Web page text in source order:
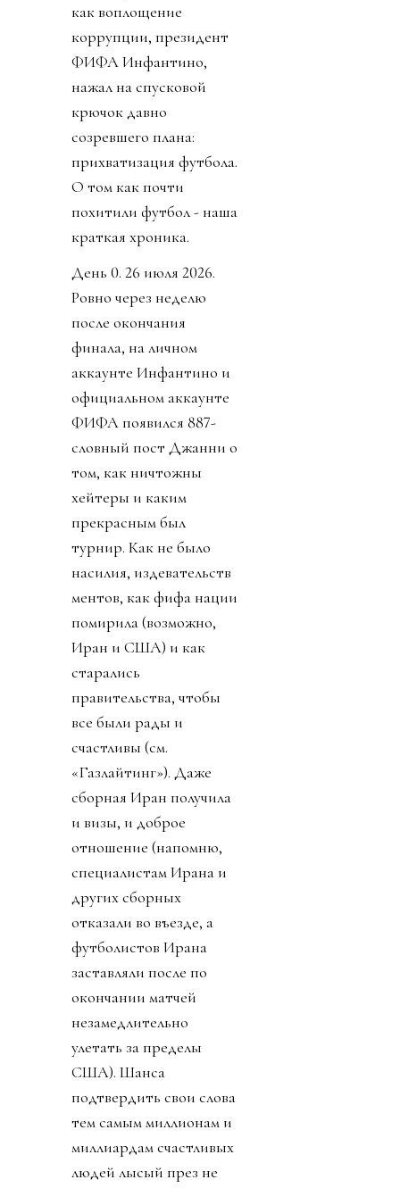
как воплощение
коррупции, президент
ФИФА Инфантино,
нажал на спусковой
крючок давно
созревшего плана:
прихватизация футбола.
О том как почти
похитили футбол - наша
краткая хроника.
День 0. 26 июля 2026.
Ровно через неделю
после окончания
финала, на личном
аккаунте Инфантино и
официальном аккаунте
ФИФА появился 887-
словный пост Джанни о
том, как ничтожны
хейтеры и каким
прекрасным был
турнир. Как не было
насилия, издевательств
ментов, как фифа нации
помирила (возможно,
Иран и США) и как
старались
правительства, чтобы
все были рады и
счастливы (см.
«Газлайтинг»). Даже
сборная Иран получила
и визы, и доброе
отношение (напомню,
специалистам Ирана и
других сборных
отказали во въезде, а
футболистов Ирана
заставляли после по
окончании матчей
незамедлительно
улетать за пределы
США). Шанса
подтвердить свои слова
тем самым миллионам и
миллиардам счастливых
людей лысый през не